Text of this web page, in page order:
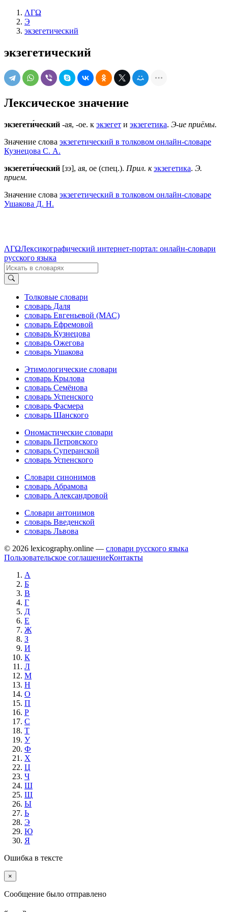
ΛΓΩ
Э
экзегетический
экзегетический
Лексическое значение
экзегети́ческий -ая, -ое. к экзегет и экзегетика. Э-ие приёмы.
Значение слова экзегетический в толковом онлайн-словаре
Кузнецова С. А.
экзегети́ческий [зэ], ая, ое (спец.). Прил. к экзегетика. Э.
прием.
Значение слова экзегетический в толковом онлайн-словаре
Ушакова Д. Н.
ΛΓΩЛексикографический интернет-портал: онлайн-словари
русского языка
Толковые словари
словарь Даля
словарь Евгеньевой (МАС)
словарь Ефремовой
словарь Кузнецова
словарь Ожегова
словарь Ушакова
Этимологические словари
словарь Крылова
словарь Семёнова
словарь Успенского
словарь Фасмера
словарь Шанского
Ономастические словари
словарь Петровского
словарь Суперанской
словарь Успенского
Словари синонимов
словарь Абрамова
словарь Александровой
Словари антонимов
словарь Введенской
словарь Львова
© 2026 lexicography.online — словари русского языка
Пользовательское соглашениеКонтакты
А
Б
В
Г
Д
Е
Ж
З
И
К
Л
М
Н
О
П
Р
С
Т
У
Ф
Х
Ц
Ч
Ш
Щ
Ы
Ь
Э
Ю
Я
Ошибка в тексте
×
Cообщение было отправлено